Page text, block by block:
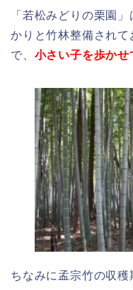
「若松みどりの栗園
かりと竹林整備され
で、 小さい子を歩かせ
ちなみに孟宗竹の収